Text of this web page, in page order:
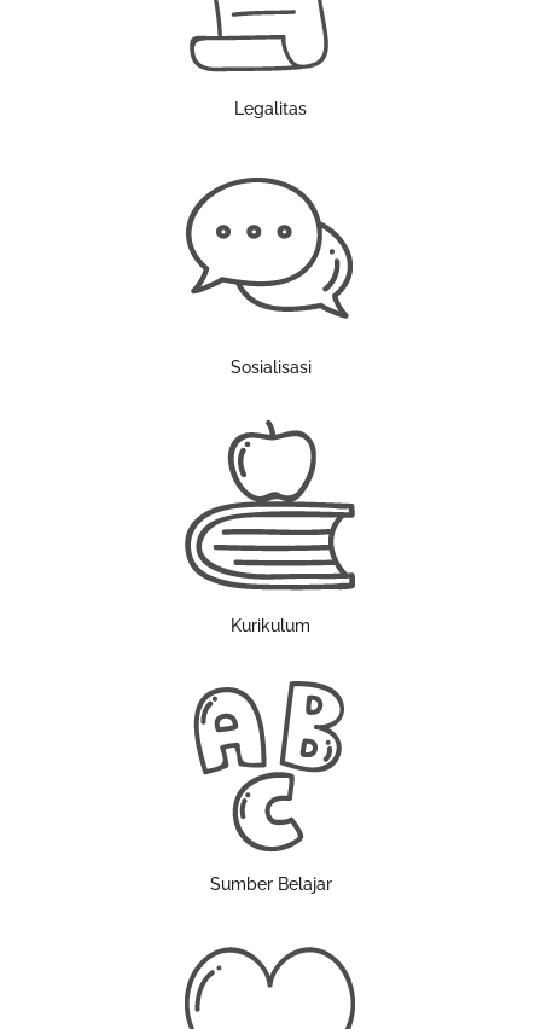
Legalitas
Sosialisasi
Kurikulum
Sumber Belajar